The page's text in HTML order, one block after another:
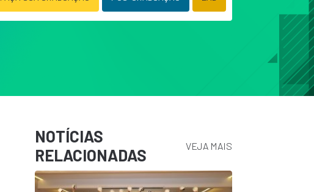
NOTÍCIAS
RELACIONADAS
VEJA MAIS